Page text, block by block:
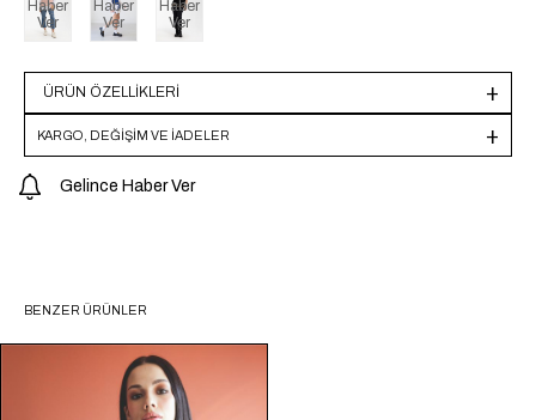
Haber
Ver
Haber
Ver
Haber
Ver
ÜRÜN ÖZELLIKLERI
KARGO, DEĞİŞİM VE İADELER
Gelince Haber Ver
BENZER ÜRÜNLER